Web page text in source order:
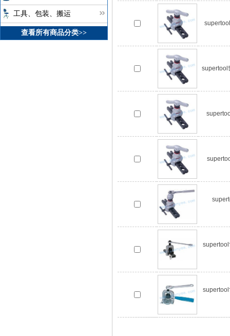
工具、包装、搬运
查看所有商品分类>>
supertool
supertool
supertool